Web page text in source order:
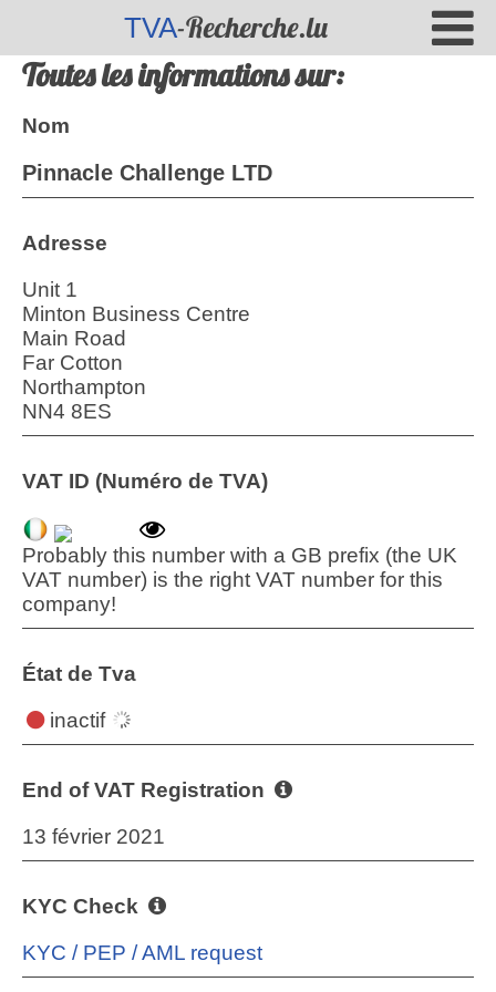
TVA-Recherche.lu
Toutes les informations sur:
Nom
Pinnacle Challenge LTD
Adresse
Unit 1
Minton Business Centre
Main Road
Far Cotton
Northampton
NN4 8ES
VAT ID (Numéro de TVA)
Probably this number with a GB prefix (the UK
VAT number) is the right VAT number for this
company!
État de Tva
inactif
End of VAT Registration
13 février 2021
KYC Check
KYC / PEP / AML request